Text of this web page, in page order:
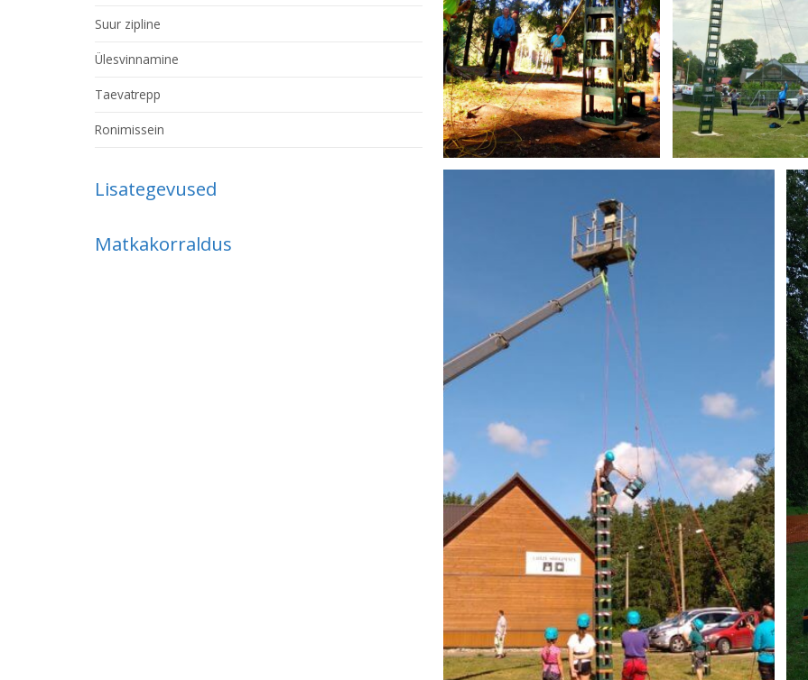
Suur zipline
Ülesvinnamine
Taevatrepp
Ronimissein
Lisategevused
Matkakorraldus